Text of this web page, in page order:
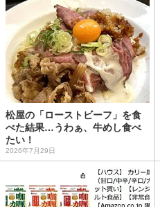
松屋の「ローストビーフ」を食
べた結果…うわぁ、牛めし食べ
たい！
2026年7月29日